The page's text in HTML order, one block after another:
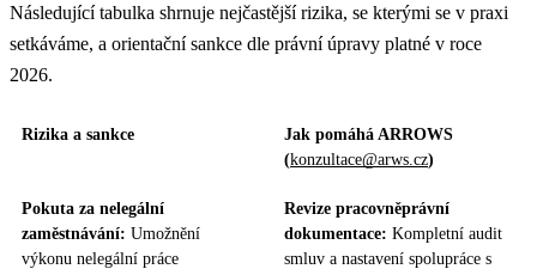
Následující tabulka shrnuje nejčastější rizika, se kterými se v praxi
setkáváme, a orientační sankce dle právní úpravy platné v roce
2026.
Rizika a sankce
Jak pomáhá ARROWS
(konzultace@arws.cz)
Pokuta za nelegální
zaměstnávání: Umožnění
výkonu nelegální práce
Revize pracovněprávní
dokumentace: Kompletní audit
smluv a nastavení spolupráce s